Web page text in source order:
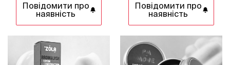
Повідомити про
наявність
Повідомити про
наявність